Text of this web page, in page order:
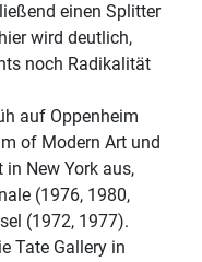
einen Splitter
wird deutlich,
noch Radikalität
auf Oppenheim
of Modern Art und
New York aus,
(1976, 1980,
(1972, 1977).
Tate Gallery in